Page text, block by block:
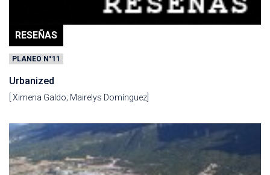
RESEÑAS
PLANEO N°11
Urbanized
[ Ximena Galdo; Mairelys Domínguez]